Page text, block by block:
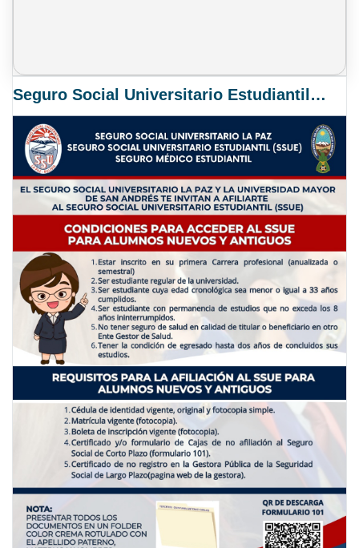
Seguro Social Universitario Estudiantil SSUE